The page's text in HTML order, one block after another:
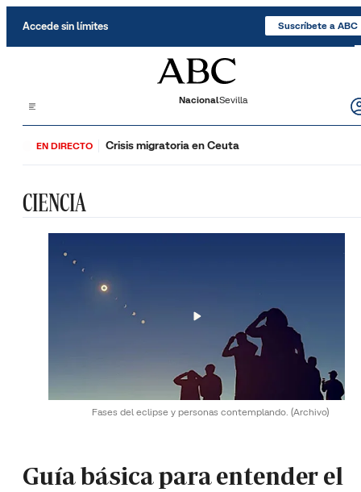
Accede sin límites Suscríbete a ABC
NacionalSevilla
EN DIRECTO Crisis migratoria en Ceuta
CIENCIA
Fases del eclipse y personas contemplando. (Archivo)
Guía básica para entender el